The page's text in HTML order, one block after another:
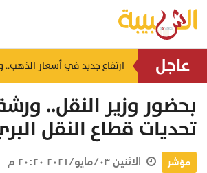
عاجل منذ ٦ ساعات
ارتفاع جديد في أسعار الذهب.. وعيار 21 عند
بحضور وزير النقل..
تحديات قطاع ‫النقل
مؤشر الاثنين ٠٣/مايو/٢٠٢١ ٢٠:٢٠ م